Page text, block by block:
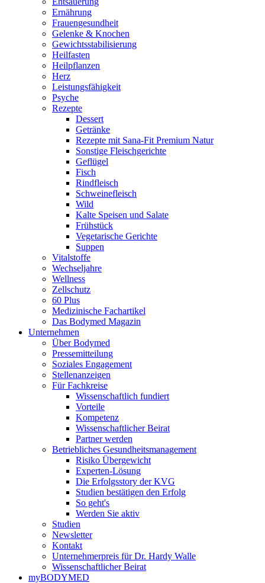
Ernährung
Frauengesundheit
Gelenke & Knochen
Gewichtsstabilisierung
Heilfasten
Heilpflanzen
Herz
Leistungsfähigkeit
Psyche
Rezepte
Dessert
Getränke
Rezepte mit Sana-Fit Premium Natur
Sonstige Fleischgerichte
Geflügel
Fisch
Rindfleisch
Schweinefleisch
Wild
Kalte Speisen und Salate
Frühstück
Vegetarische Gerichte
Suppen
Vitalstoffe
Wechseljahre
Wellness
Zellschutz
60 Plus
Medizinische Fachartikel
Das Bodymed Magazin
Unternehmen
Über Bodymed
Pressemitteilung
Soziales Engagement
Stellenanzeigen
Für Fachkreise
Wissenschaftlich fundiert
Vorteile
Kompetenz
Wissenschaftlicher Beirat
Partner werden
Betriebliches Gesundheitsmanagement
Risiko Übergewicht
Experten-Lösung
Die Erfolgsstory der KVG
Studien bestätigen den Erfolg
So geht's
Werden Sie aktiv
Studien
Newsletter
Kontakt
Unternehmerpreis für Dr. Hardy Walle
Wissenschaftlicher Beirat
myBODYMED